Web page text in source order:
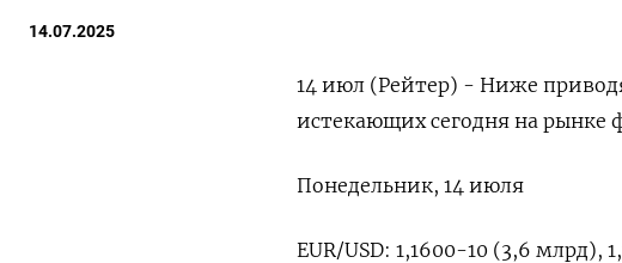
14.07.2025
14 июл (Рейтер) - Ниже
истекающих сегодня на рынке
Понедельник, 14 июля
EUR/USD: 1,1600-10 (3,6 млрд),